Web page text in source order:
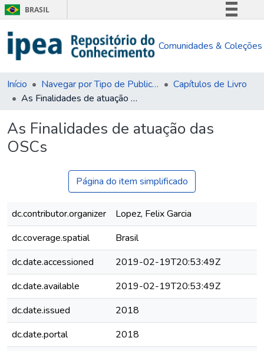
BRASIL
Comunica BR
Acesso à informação
Comunidades & Coleções
Início Navegar por Tipo de Publicação
Capítulos de Livro
As Finalidades de atuação das OSCs
As Finalidades de atuação das
OSCs
Página do item simplificado
dc.contributor.organizer
Lopez, Felix Garcia
dc.coverage.spatial
Brasil
dc.date.accessioned
2019-02-19T20:53:49Z
dc.date.available
2019-02-19T20:53:49Z
dc.date.issued
2018
dc.date.portal
2018